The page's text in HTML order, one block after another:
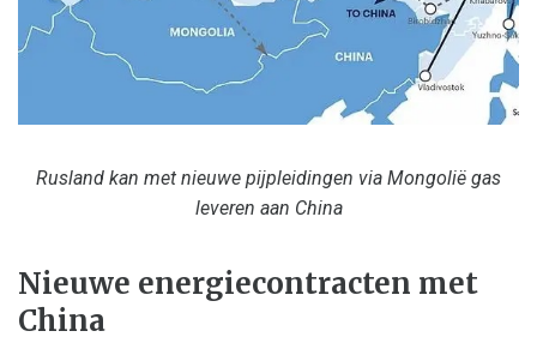
Rusland kan met nieuwe pijpleidingen via Mongolië gas
leveren aan China
Nieuwe energiecontracten met
China